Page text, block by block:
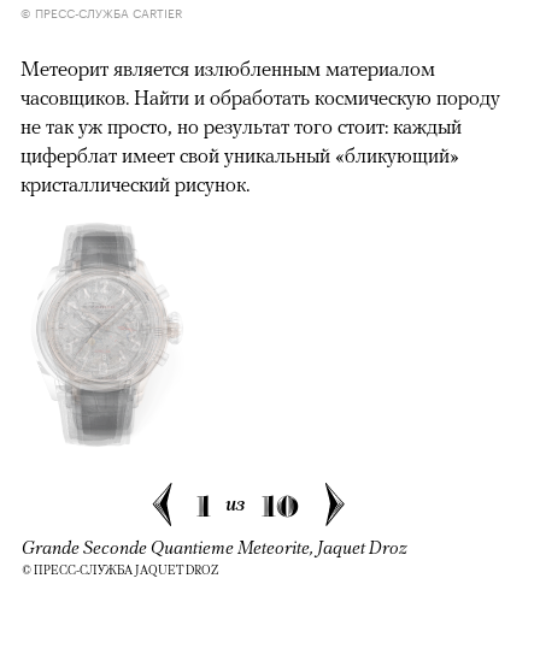
© ПРЕСС-СЛУЖБА CARTIER
Метеорит является излюбленным материалом
часовщиков. Найти и обработать космическую породу
не так уж просто, но результат того стоит: каждый
циферблат имеет свой уникальный «бликующий»
кристаллический рисунок.
1 из 10
Grande Seconde Quantieme Meteorite, Jaquet Droz
© ПРЕСС-СЛУЖБА JAQUET DROZ